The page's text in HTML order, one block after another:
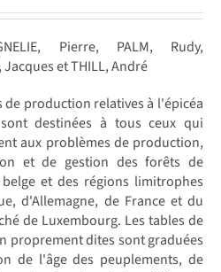
Pierre, PALM, Rudy,
Jacques et THILL, André
de production relatives à l'épicéa
destinées à tous ceux qui
aux problèmes de production,
et de gestion des forêts de
et des régions limitrophes
d'Allemagne, de France et du
de Luxembourg. Les tables de
proprement dites sont graduées
de l'âge des peuplements, de